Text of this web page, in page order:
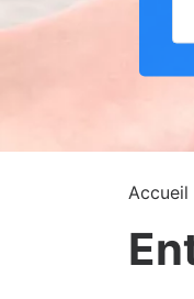
Accueil